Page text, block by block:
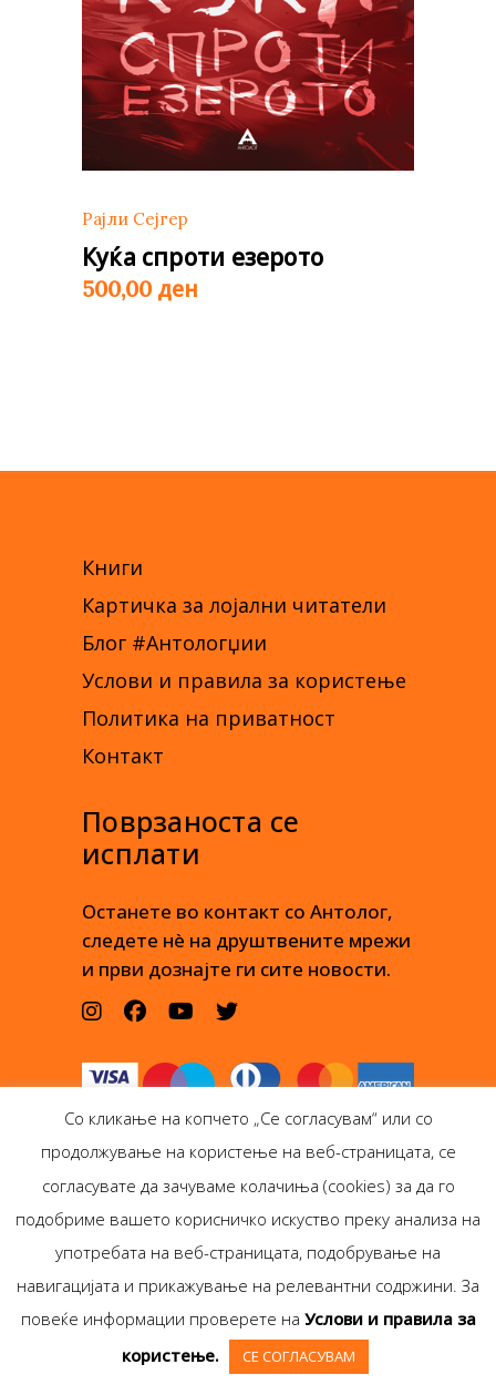
Рајли Сејгер
Куќа спроти езерото
500,00 ден
Книги
Картичка за лојални читатели
Блог #Антологџии
Услови и правила за користење
Политика на приватност
Контакт
Поврзаноста се
исплати
Останете во контакт со Антолог,
следете нè на друштвените мрежи
и први дознајте ги сите новости.
Антолог Боокс дооел
Copyright © Antolog
Books 1999-2020
Со кликање на копчето „Се согласувам“ или со
продолжување на користење на веб-страницата, се
согласувате да зачуваме колачиња (cookies) за да го
подобриме вашето корисничко искуство преку анализа на
употребата на веб-страницата, подобрување на
навигацијата и прикажување на релевантни содржини. За
повеќе информации проверете на Услови и правила за
користење.
СЕ СОГЛАСУВАМ